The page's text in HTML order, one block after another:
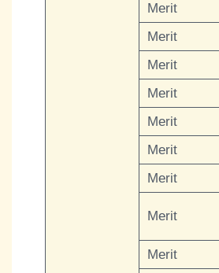
Merit
Merit
Merit
Merit
Merit
Merit
Merit
Merit
Merit